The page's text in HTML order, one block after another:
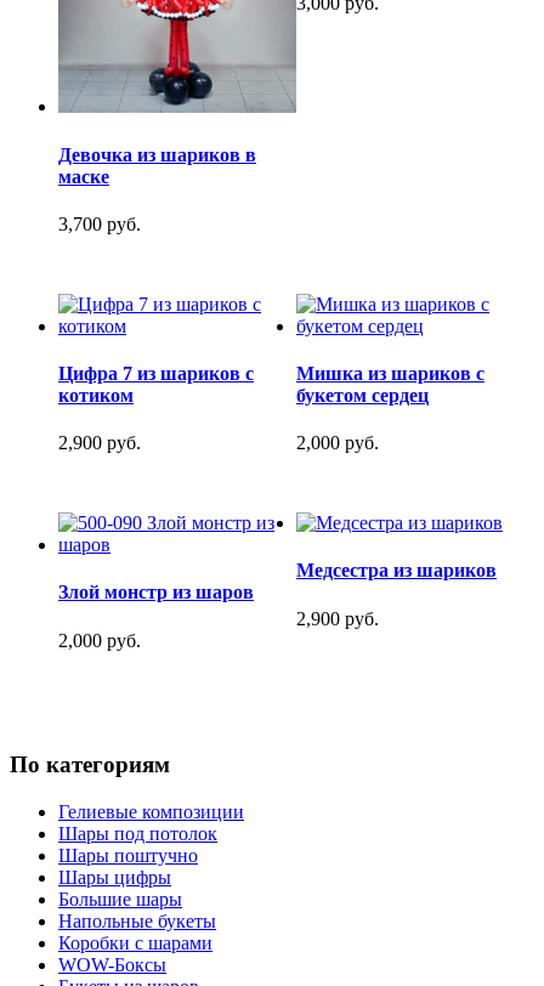
Девочка из шариков в
маске
3,700 руб.
Цифра 7 из шариков с
котиком
2,900 руб.
Мишка из шариков с
букетом сердец
2,000 руб.
Злой монстр из шаров
2,000 руб.
Медсестра из шариков
2,900 руб.
По категориям
Гелиевые композиции
Шары под потолок
Шары поштучно
Шары цифры
Большие шары
Напольные букеты
Коробки с шарами
WOW-Боксы